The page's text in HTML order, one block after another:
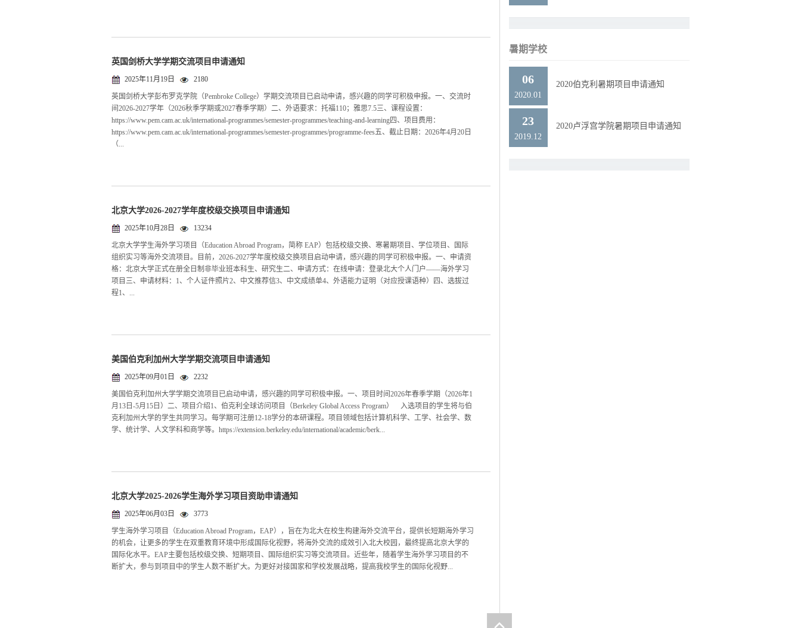
暑期学校
06
2020.01
2020伯克利暑期项目申请通知
23
2019.12
2020卢浮宫学院暑期项目申请通知
英国剑桥大学学期交流项目申请通知
2025年11月19日 2180
英国剑桥大学彭布罗克学院（Pembroke College）学期交流项目已启动申请，感兴趣的同学可积极申报。一、交流时
间2026-2027学年（2026秋季学期或2027春季学期）二、外语要求：托福110；雅思7.5三、课程设置：
https://www.pem.cam.ac.uk/international-programmes/semester-programmes/teaching-and-learning四、项目费用：
https://www.pem.cam.ac.uk/international-programmes/semester-programmes/programme-fees五、截止日期：2026年4月20日
（...
北京大学2026-2027学年度校级交换项目申请通知
2025年10月28日 13234
北京大学学生海外学习项目（Education Abroad Program，简称 EAP）包括校级交换、寒暑期项目、学位项目、国际
组织实习等海外交流项目。目前，2026-2027学年度校级交换项目启动申请，感兴趣的同学可积极申报。一、申请资
格：北京大学正式在册全日制非毕业班本科生、研究生二、申请方式：在线申请：登录北大个人门户——海外学习
项目三、申请材料：1、个人证件照片2、中文推荐信3、中文成绩单4、外语能力证明（对应授课语种）四、选拔过
程1、...
美国伯克利加州大学学期交流项目申请通知
2025年09月01日 2232
美国伯克利加州大学学期交流项目已启动申请，感兴趣的同学可积极申报。一、项目时间2026年春季学期（2026年1
月13日-5月15日）二、项目介绍1、伯克利全球访问项目（Berkeley Global Access Program） 入选项目的学生将与伯
克利加州大学的学生共同学习。每学期可注册12-18学分的本研课程。项目领域包括计算机科学、工学、社会学、数
学、统计学、人文学科和商学等。https://extension.berkeley.edu/international/academic/berk...
北京大学2025-2026学生海外学习项目资助申请通知
2025年06月03日 3773
学生海外学习项目（Education Abroad Program，EAP），旨在为北大在校生构建海外交流平台，提供长短期海外学习
的机会，让更多的学生在双重教育环境中形成国际化视野，将海外交流的成效引入北大校园，最终提高北京大学的
国际化水平。EAP主要包括校级交换、短期项目、国际组织实习等交流项目。近些年，随着学生海外学习项目的不
断扩大，参与到项目中的学生人数不断扩大。为更好对接国家和学校发展战略，提高我校学生的国际化视野...